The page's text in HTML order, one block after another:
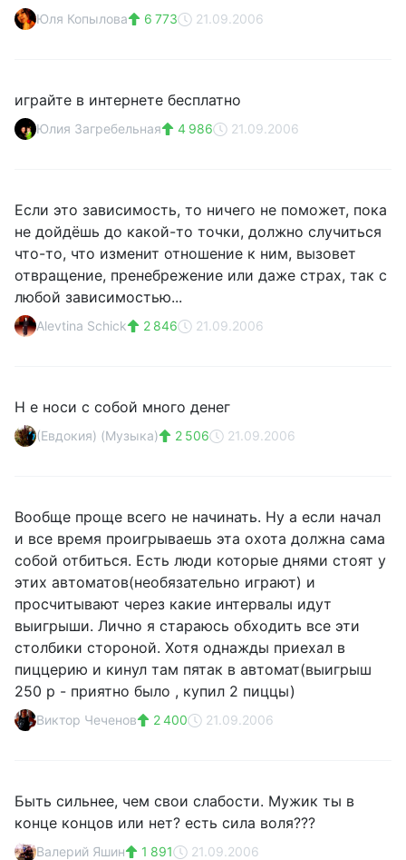
Юля Копылова 6 773 21.09.2006
играйте в интернете бесплатно
Юлия Загребельная 4 986 21.09.2006
Если это зависимость, то ничего не поможет, пока
не дойдёшь до какой-то точки, должно случиться
что-то, что изменит отношение к ним, вызовет
отвращение, пренебрежение или даже страх, так с
любой зависимостью...
Alevtina Schick 2 846 21.09.2006
Н е носи с собой много денег
(Евдокия) (Музыка) 2 506 21.09.2006
Вообще проще всего не начинать. Ну а если начал
и все время проигрываешь эта охота должна сама
собой отбиться. Есть люди которые днями стоят у
этих автоматов(необязательно играют) и
просчитывают через какие интервалы идут
выигрыши. Лично я стараюсь обходить все эти
столбики стороной. Хотя однажды приехал в
пиццерию и кинул там пятак в автомат(выигрыш
250 р - приятно было , купил 2 пиццы)
Виктор Чеченов 2 400 21.09.2006
Быть сильнее, чем свои слабости. Мужик ты в
конце концов или нет? есть сила воля???
Валерий Яшин 1 891 21.09.2006